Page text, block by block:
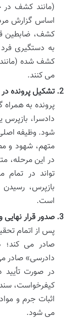
(مانند کشف
اساس گزارش
کشف، ضابطین
به دستگیری
کشف شده
می کنند.
تشکیل پرونده
پرونده به
دادسرا،
شود. وظیفه
متهم، شهود و
در این مرحله،
تواند در
بازپرس،
است.
صدور قرار
پس از اتمام
صادر می کند؛
دادرسی» صادر
در صورت
کیفرخواست،
اثبات جرم و
می شود.